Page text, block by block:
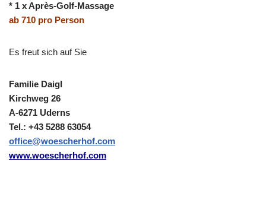
* 1 x Après-Golf-Massage
ab 710 pro Person
Es freut sich auf Sie
Familie Daigl
Kirchweg 26
A-6271 Uderns
Tel.: +43 5288 63054
office@woescherhof.com
www.woescherhof.com